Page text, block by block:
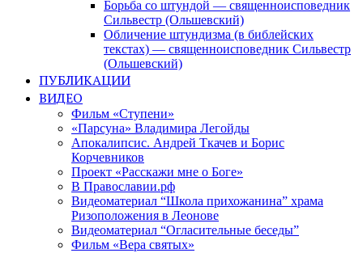
Борьба со штундой — священноисповедник
Сильвестр (Ольшевский)
Обличение штундизма (в библейских
текстах) — священноисповедник Сильвестр
(Ольшевский)
ПУБЛИКАЦИИ
ВИДЕО
Фильм «Ступени»
«Парсуна» Владимира Легойды
Апокалипсис. Андрей Ткачев и Борис
Корчевников
Проект «Расскажи мне о Боге»
В Православии.рф
Видеоматериал “Школа прихожанина” храма
Ризоположения в Леонове
Видеоматериал “Огласительные беседы”
Фильм «Вера святых»